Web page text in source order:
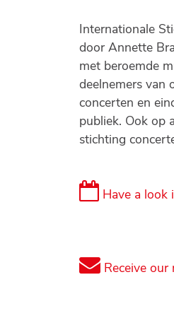
Internationale
door Annette
met beroemde
deelnemers van
concerten en
publiek. Ook op
stichting
Have a look
Receive